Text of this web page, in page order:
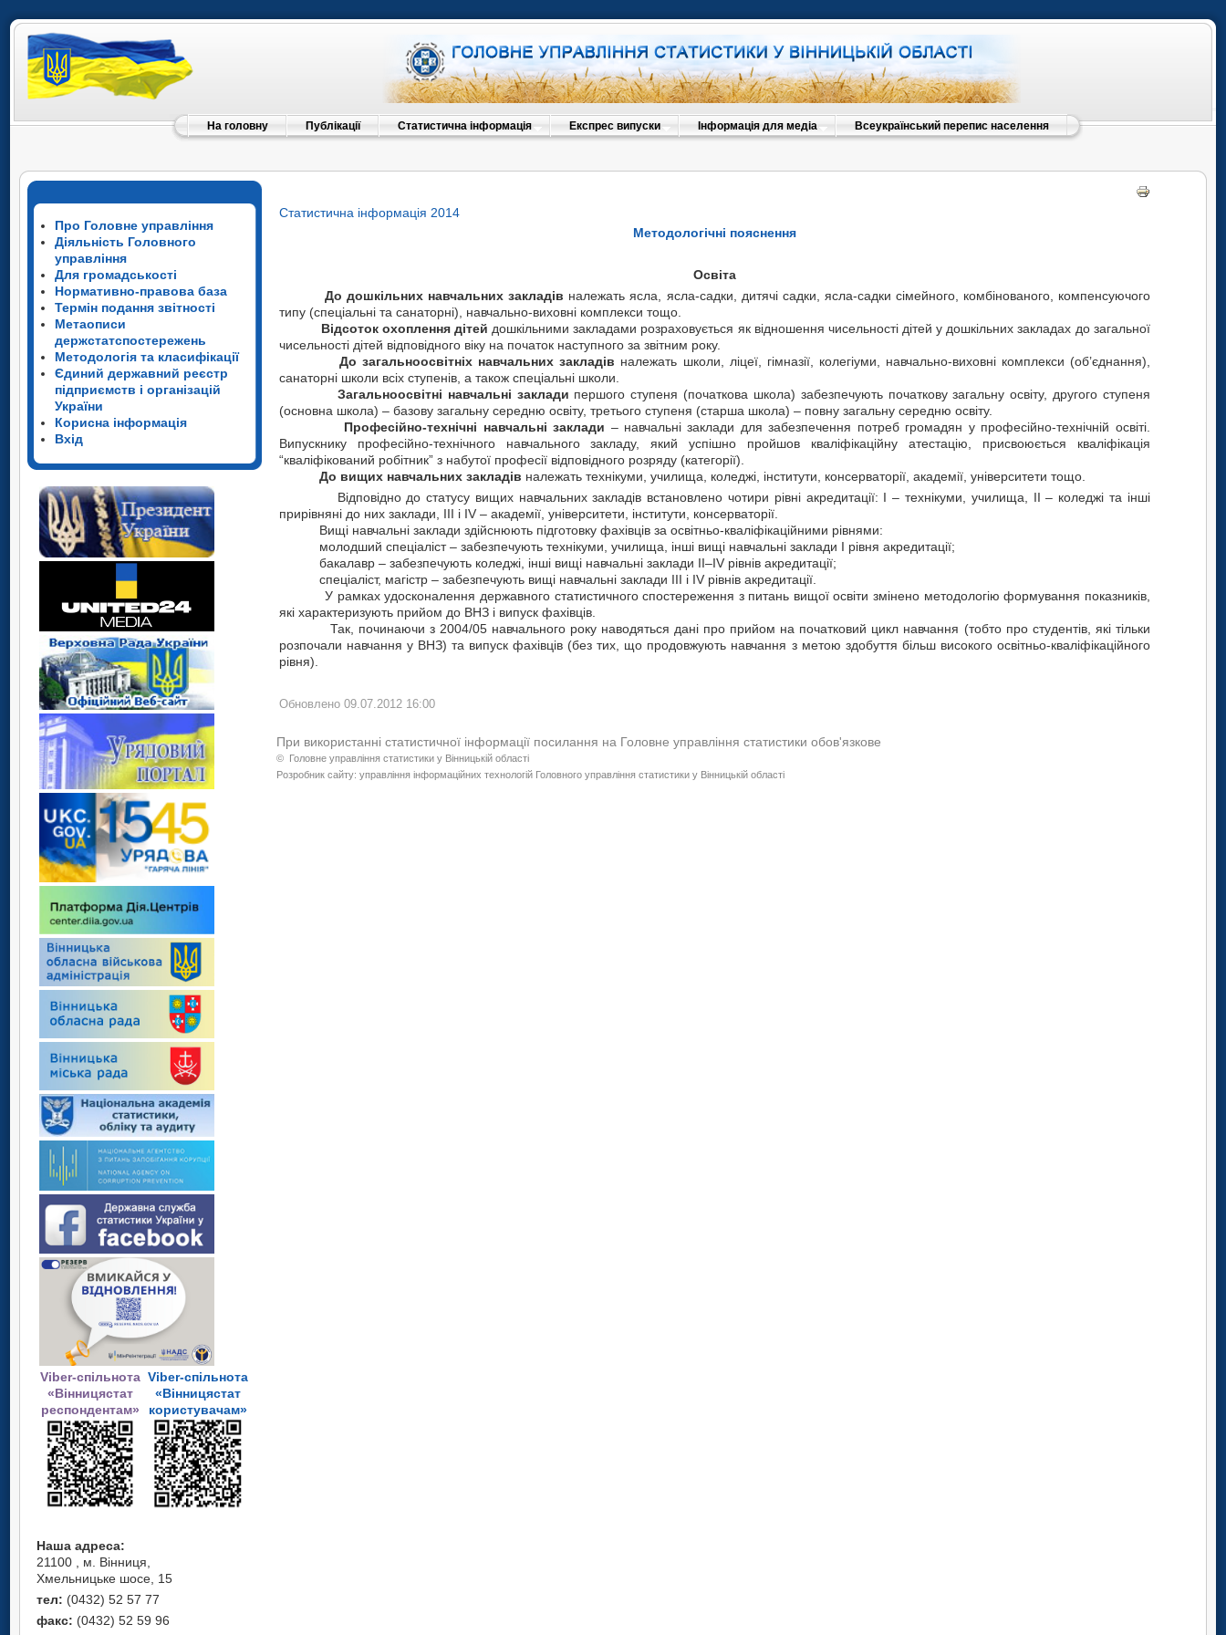
На головну Публікації Статистична інформація Експрес випуски Інформація для медіа Всеукраїнський перепис населення
Про Головне управління
Діяльність Головного
управління
Для громадськості
Нормативно-правова база
Термін подання звітності
Метаописи
держстатспостережень
Методологія та класифікації
Єдиний державний реєстр
підприємств і організацій
України
Корисна інформація
Вхід
Viber-спільнота
«Вінницястат
респондентам»
Viber-спільнота
«Вінницястат
користувачам»
Наша адреса:
21100 , м. Вінниця,
Хмельницьке шосе, 15
тел: (0432) 52 57 77
факс: (0432) 52 59 96
Статистична інформація 2014
Методологічні пояснення
Освіта
До дошкільних навчальних закладів належать ясла, ясла-садки, дитячі садки, ясла-садки сімейного, комбінованого, компенсуючого
типу (спеціальні та санаторні), навчально-виховні комплекси тощо.
Відсоток охоплення дітей дошкільними закладами розраховується як відношення чисельності дітей у дошкільних закладах до загальної
чисельності дітей відповідного віку на початок наступного за звітним року.
До загальноосвітніх навчальних закладів належать школи, ліцеї, гімназії, колегіуми, навчально-виховні комплекси (об’єднання),
санаторні школи всіх ступенів, а також спеціальні школи.
Загальноосвітні навчальні заклади першого ступеня (початкова школа) забезпечують початкову загальну освіту, другого ступеня
(основна школа) – базову загальну середню освіту, третього ступеня (старша школа) – повну загальну середню освіту.
Професійно-технічні навчальні заклади – навчальні заклади для забезпечення потреб громадян у професійно-технічній освіті.
Випускнику професійно-технічного навчального закладу, який успішно пройшов кваліфікаційну атестацію, присвоюється кваліфікація
“кваліфікований робітник” з набутої професії відповідного розряду (категорії).
До вищих навчальних закладів належать технікуми, училища, коледжі, інститути, консерваторії, академії, університети тощо.
Відповідно до статусу вищих навчальних закладів встановлено чотири рівні акредитації: I – технікуми, училища, II – коледжі та інші
прирівняні до них заклади, III і IV – академії, університети, інститути, консерваторії.
Вищі навчальні заклади здійснюють підготовку фахівців за освітньо-кваліфікаційними рівнями:
молодший спеціаліст – забезпечують технікуми, училища, інші вищі навчальні заклади І рівня акредитації;
бакалавр – забезпечують коледжі, інші вищі навчальні заклади ІІ–ІV рівнів акредитації;
спеціаліст, магістр – забезпечують вищі навчальні заклади ІІІ і ІV рівнів акредитації.
У рамках удосконалення державного статистичного спостереження з питань вищої освіти змінено методологію формування показників,
які характеризують прийом до ВНЗ і випуск фахівців.
Так, починаючи з 2004/05 навчального року наводяться дані про прийом на початковий цикл навчання (тобто про студентів, які тільки
розпочали навчання у ВНЗ) та випуск фахівців (без тих, що продовжують навчання з метою здобуття більш високого освітньо-кваліфікаційного
рівня).
Обновлено 09.07.2012 16:00
При використанні статистичної інформації посилання на Головне управління статистики обов'язкове
© Головне управління статистики у Вінницькій області
Розробник сайту: управління інформаційних технологій Головного управління статистики у Вінницькій області